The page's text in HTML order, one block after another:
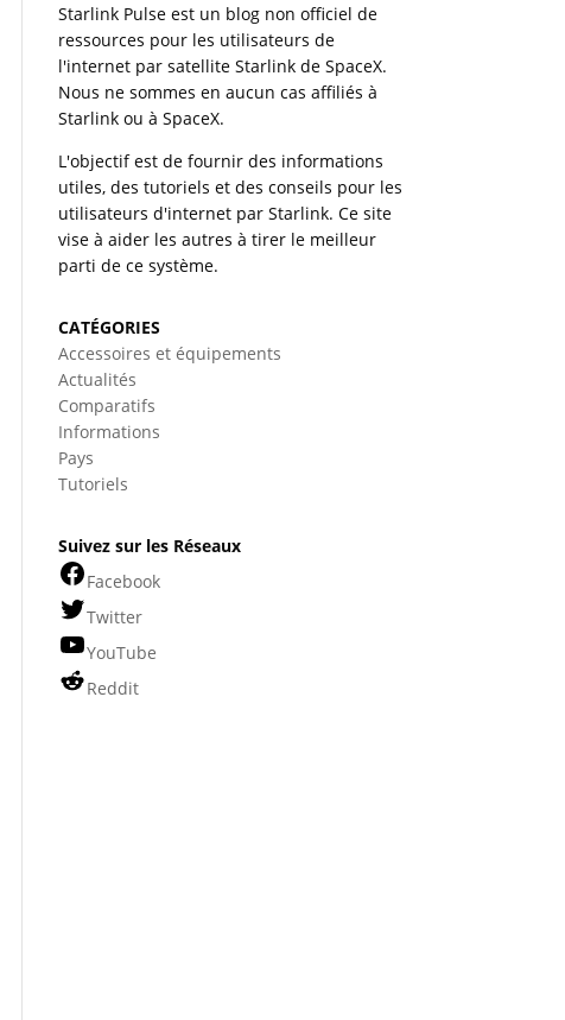
Starlink Pulse est un blog non officiel de
ressources pour les utilisateurs de
l'internet par satellite Starlink de SpaceX.
Nous ne sommes en aucun cas affiliés à
Starlink ou à SpaceX.
L'objectif est de fournir des informations
utiles, des tutoriels et des conseils pour les
utilisateurs d'internet par Starlink. Ce site
vise à aider les autres à tirer le meilleur
parti de ce système.
CATÉGORIES
Accessoires et équipements
Actualités
Comparatifs
Informations
Pays
Tutoriels
Suivez sur les Réseaux
Facebook
Twitter
YouTube
Reddit